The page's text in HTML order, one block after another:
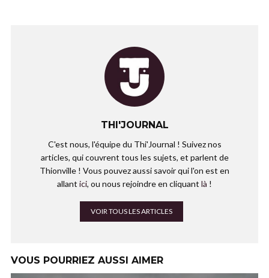
THI'JOURNAL
C'est nous, l'équipe du Thi'Journal ! Suivez nos
articles, qui couvrent tous les sujets, et parlent de
Thionville ! Vous pouvez aussi savoir qui l'on est en
allant ici, ou nous rejoindre en cliquant là !
VOIR TOUS LES ARTICLES
VOUS POURRIEZ AUSSI AIMER